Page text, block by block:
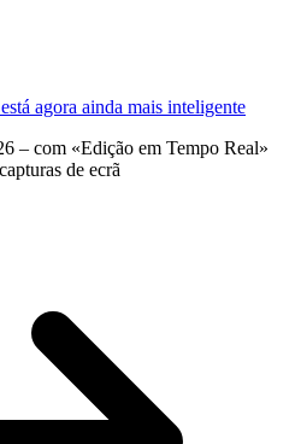
agora ainda mais inteligente
– com «Edição em Tempo Real»
de ecrã